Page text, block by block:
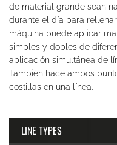
de material grande sean
durante el día para
máquina puede aplicar
simples y dobles de
aplicación simultánea de
También hace ambos
costillas en una línea.
LINE TYPES